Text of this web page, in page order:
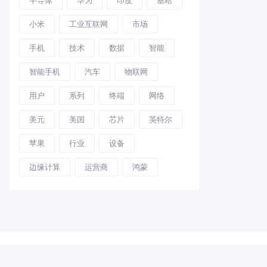
小米 工业互联网 市场
手机 技术 数据 智能
智能手机 汽车 物联网
用户 系列 终端 网络
美元 美国 芯片 英特尔
苹果 行业 设备
边缘计算 运营商 鸿蒙